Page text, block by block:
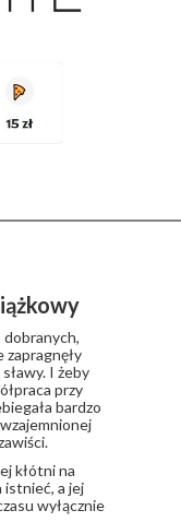
I żeby
przy
bardzo
kłótni na
istnieć, a jej
wyłącznie